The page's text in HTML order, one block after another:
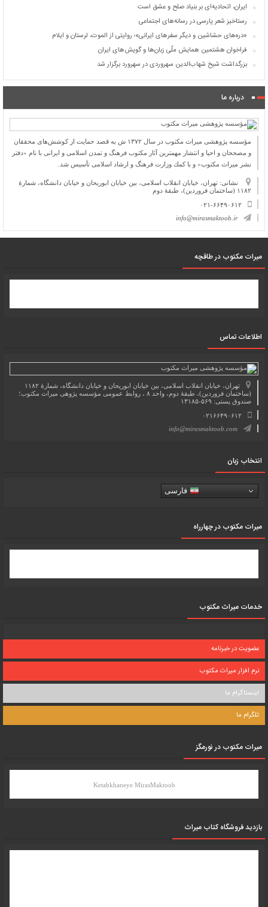
ایران، اتحادیه‌ای بر بنیاد صلح و عشق است
رستاخیز شعر پارسی در رسانه‌های اجتماعی
«دره‌های حشاشین و دیگر سفرهای ایرانی»؛ روایتی از الموت، لرستان و ایلام
فراخوان هشتمین همایش ملّی زبان‌ها و گویش‌های ایران
بزرگداشت شیخ شهاب‌الدین سهروردی در سهرورد برگزار شد
درباره ما
مؤسسه پژوهشی میراث مكتوب در سال ۱۳۷۲ ش به قصد حمایت از كوشش‌های محققان
و مصححان و احیا و انتشار مهمترین آثار مكتوب فرهنگ و تمدن اسلامی و ایرانی با نام «دفتر
نشر میراث مكتوب» و با كمك وزارت فرهنگ و ارشاد اسلامی تأسیس شد.
نشانی: تهران، خیابان انقلاب اسلامی، بین خیابان ابوریحان و خیابان دانشگاه، شمارۀ
۱۱۸۲ (ساختمان فروردین)، طبقۀ دوم
۰۲۱-۶۶۴۹۰۶۱۲
info@mirasmaktoob.ir
میرات مکتوب در طاقچه
اطلاعات تماس
تهران، خیابان انقلاب اسلامی، بین خیابان ابوریحان و خیابان دانشگاه، شمارۀ ۱۱۸۲
(ساختمان فروردین)، طبقۀ دوم، واحد ۸ ، روابط عمومی مؤسسه پژوهی میراث مکتوب؛
صندوق پستی: ۵۶۹-۱۳۱۸۵
۰۲۱۶۶۴۹۰۶۱۲
info@mirasmaktoob.com
انتخاب زبان
فارسی
میرات مکتوب در چهارراه
خدمات میراث مکتوب
عضویت در خبرنامه
نرم افزار میراث مکتوب
اینستاگرام ما
تلگرام ما
میرات مکتوب در نورمگز
Ketabkhaneye MirasMaktoob
بازدید فروشگاه کتاب میراث